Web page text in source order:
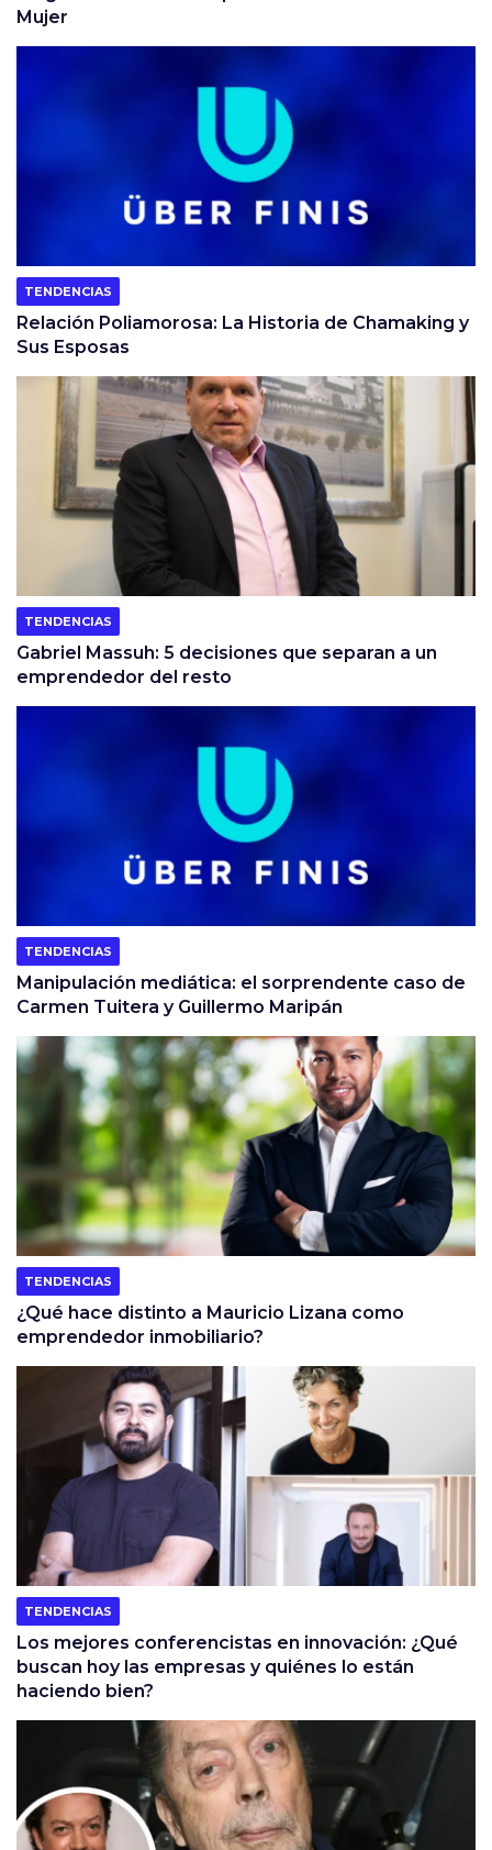
Mujer
TENDENCIAS
Relación Poliamorosa: La Historia de Chamaking y
Sus Esposas
TENDENCIAS
Gabriel Massuh: 5 decisiones que separan a un
emprendedor del resto
TENDENCIAS
Manipulación mediática: el sorprendente caso de
Carmen Tuitera y Guillermo Maripán
TENDENCIAS
¿Qué hace distinto a Mauricio Lizana como
emprendedor inmobiliario?
TENDENCIAS
Los mejores conferencistas en innovación: ¿Qué
buscan hoy las empresas y quiénes lo están
haciendo bien?